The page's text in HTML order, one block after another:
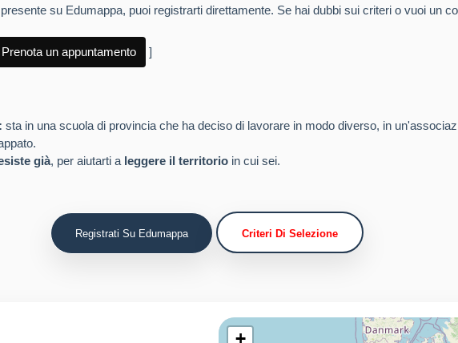
su Edumappa, puoi registrarti direttamente. Se hai dubbi sui criteri o vuoi un
Prenota un appuntamento ]
sta in una scuola di provincia che ha deciso di lavorare in modo diverso, in
già, per aiutarti a leggere il territorio in cui sei.
Registrati Su Edumappa Criteri Di Selezione